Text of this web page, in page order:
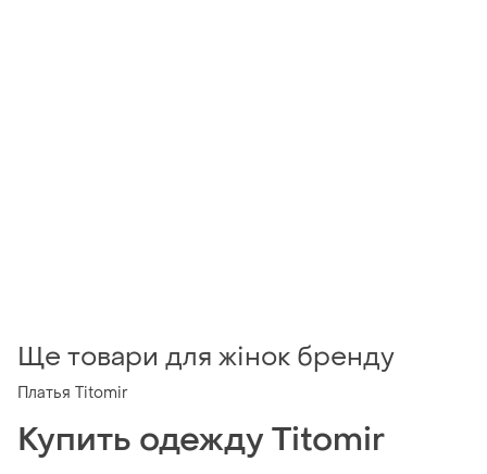
Ще товари для жінок бренду
Платья Titomir
Купить одежду Titomir